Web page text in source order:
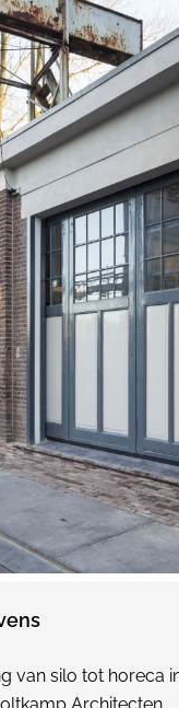
van silo tot horeca
Architecten.